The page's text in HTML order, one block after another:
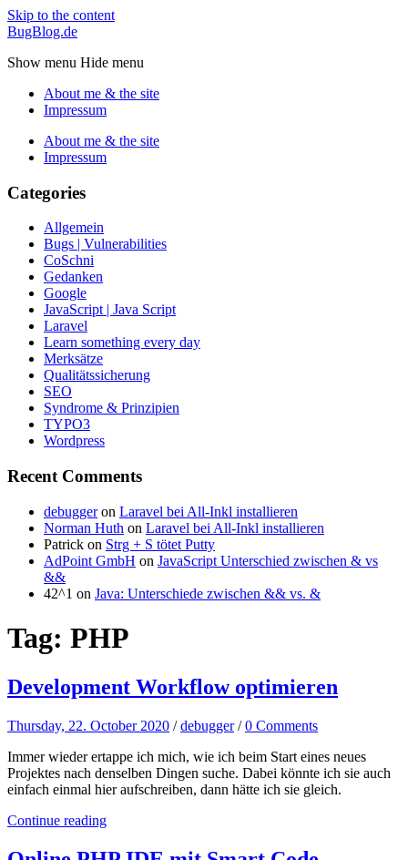
Skip to the content
BugBlog.de
Show menu Hide menu
About me & the site
Impressum
About me & the site
Impressum
Categories
Allgemein
Bugs | Vulnerabilities
CoSchni
Gedanken
Google
JavaScript | Java Script
Laravel
Learn something every day
Merksätze
Qualitätssicherung
SEO
Syndrome & Prinzipien
TYPO3
Wordpress
Recent Comments
debuggeron Laravel bei All-Inkl installieren
Norman Huth on Laravel bei All-Inkl installieren
Patrick on Strg + S tötet Putty
AdPoint GmbH on JavaScript Unterschied zwischen & vs
&&
42^1 on Java: Unterschiede zwischen && vs. &
Tag: PHP
Development Workflow optimieren
Thursday, 22. October 2020 /debugger /0 Comments
Immer wieder ertappe ich mich, wie ich beim Start eines neues
Projektes nach denselben Dingen suche. Dabei könnte ich sie auch
einfach einmal hier aufschreiben, dann hätte ich sie gleich.
Continue reading